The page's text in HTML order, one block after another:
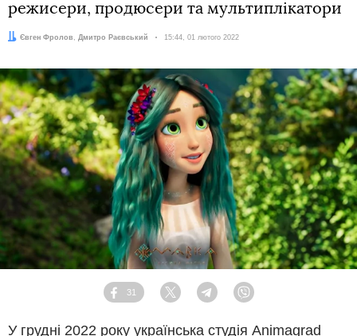
режисери, продюсери та мультиплікатори
Автор:
Євген Фролов
Редактор: Дмитро Раєвський Дата:
15:44, 01 лютого 2022
Facebook
31
Twitter TelegramViber
У грудні 2022 року українська студія Animagrad